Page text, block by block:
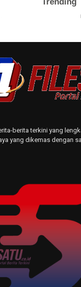
berita terkini yang
yang dikemas dengan